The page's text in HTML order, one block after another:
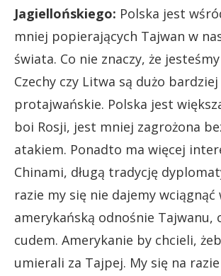
Jagiellońskiego: Polska jest
mniej popierających Tajwan w
świata. Co nie znaczy, że
Czechy czy Litwa są dużo bardziej
protajwańskie. Polska jest
boi Rosji, jest mniej zagrożona
atakiem. Ponadto ma więcej
Chinami, długą tradycję
razie my się nie dajemy
amerykańską odnośnie Tajwanu,
cudem. Amerykanie by chcieli,
umierali za Tajpej. My się na